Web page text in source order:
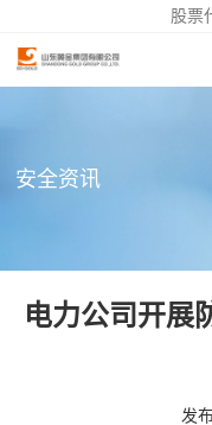
股票
安全资讯
电力公司开展
发